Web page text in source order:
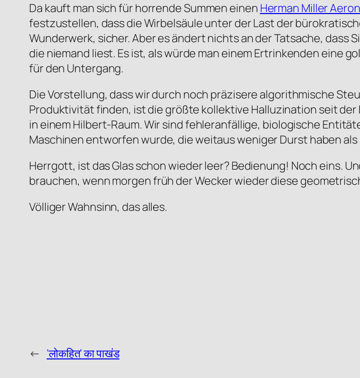
Da kauft man sich für horrende Summen einen Herman Miller Aeron
festzustellen, dass die Wirbelsäule unter der Last der
Wunderwerk, sicher. Aber es ändert nichts an der Tatsache, dass
die niemand liest. Es ist, als würde man einem Ertrinkenden eine
für den Untergang.
Die Vorstellung, dass wir durch noch präzisere algorithmische
Produktivität finden, ist die größte kollektive Halluzination seit
in einem Hilbert-Raum. Wir sind fehleranfällige, biologische
Maschinen entworfen wurde, die weitaus weniger Durst haben
Herrgott, ist das Glas schon wieder leer? Bedienung! Noch eins.
brauchen, wenn morgen früh der Wecker wieder diese
Völliger Wahnsinn, das alles.
← ‘लोकहित’ का पाखंड